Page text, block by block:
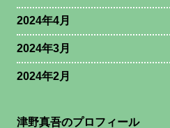
2024年4月
2024年3月
2024年2月
津野真吾のプロフィール